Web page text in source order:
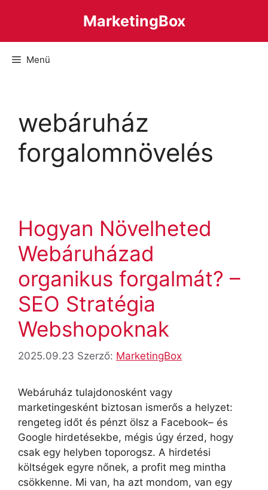
MarketingBox
Menü
webáruház
forgalomnövelés
Hogyan Növelheted
Webáruházad
organikus forgalmát? –
SEO Stratégia
Webshopoknak
2025.09.23 Szerző: MarketingBox
Webáruház tulajdonosként vagy
marketingesként biztosan ismerős a helyzet:
rengeteg időt és pénzt ölsz a Facebook– és
Google hirdetésekbe, mégis úgy érzed, hogy
csak egy helyben toporogsz. A hirdetési
költségek egyre nőnek, a profit meg mintha
csökkenne. Mi van, ha azt mondom, van egy